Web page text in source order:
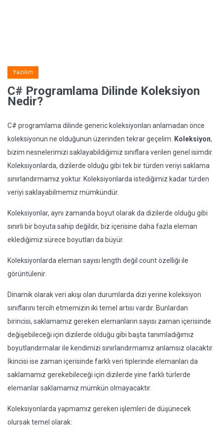
Yazılım
C# Programlama Dilinde Koleksiyon
Nedir?
C# programlama dilinde generic koleksiyonları anlamadan önce
koleksiyonun ne olduğunun üzerinden tekrar geçelim.
Koleksiyon,
bizim nesnelerimizi saklayabildiğimiz sınıflara verilen genel isimdir.
Koleksiyonlarda, dizilerde olduğu gibi tek bir türden veriyi saklama
sınırlandırmamız yoktur. Koleksiyonlarda istediğimiz kadar türden
veriyi saklayabilmemiz mümkündür.
Koleksiyonlar, aynı zamanda boyut olarak da dizilerde olduğu gibi
sınırlı bir boyuta sahip değildir, biz içerisine daha fazla eleman
eklediğimiz sürece boyutları da büyür.
Koleksiyonlarda eleman sayısı length değil count özelliği ile
görüntülenir.
Dinamik olarak veri akışı olan durumlarda dizi yerine koleksiyon
sınıflarını tercih etmemizin iki temel artısı vardır. Bunlardan
birincisi, saklamamız gereken elemanların sayısı zaman içerisinde
değişebileceği için dizilerde olduğu gibi başta tanımladığımız
boyutlandırmalar ile kendimizi sınırlandırmamız anlamsız olacaktır.
İkincisi ise zaman içerisinde farklı veri tiplerinde elemanları da
saklamamız gerekebileceği için dizilerde yine farklı türlerde
elemanlar saklamamız mümkün olmayacaktır.
Koleksiyonlarda yapmamız gereken işlemleri de düşünecek
olursak temel olarak: